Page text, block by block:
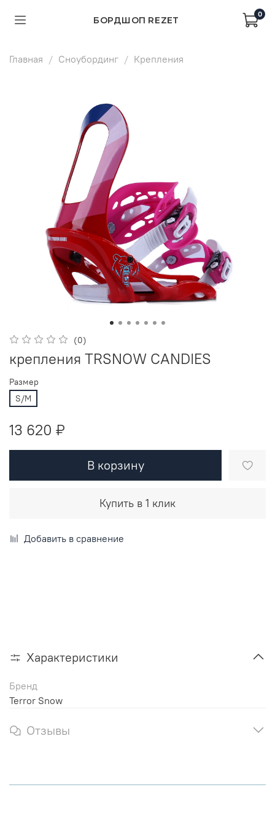
БОРДШОП REZET
0
Главная Сноубординг Крепления
(0)
крепления TRSNOW CANDIES
Размер
S/M
13 620 ₽
В корзину
Купить в 1 клик
Добавить в сравнение
Характеристики
Бренд
Terror Snow
Отзывы